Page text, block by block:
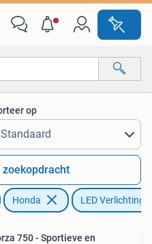
op
zoekopdracht
Honda LED Verlichting
750 - Sportieve en